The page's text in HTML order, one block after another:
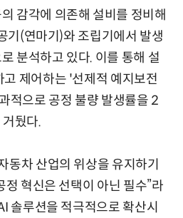
감각에 의존해 설비를 정비해
기(연마기)와 조립기에서 발생
분석하고 있다. 이를 통해 설
제어하는 '선제적 예지보전
적으로 공정 불량 발생률을 2
뒀다.
동차 산업의 위상을 유지하기
정 혁신은 선택이 아닌 필수”라
솔루션을 적극적으로 확산시